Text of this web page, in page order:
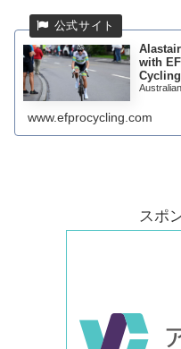
with
Cycling
www.efprocycling.com
スポ